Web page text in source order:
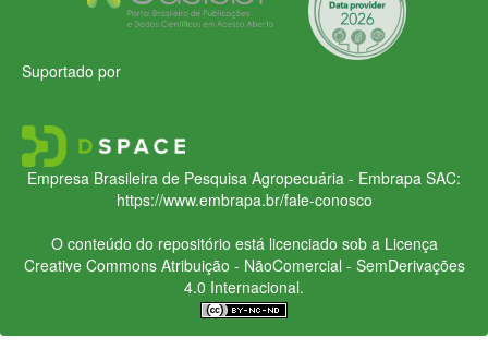
Suportado por
Empresa Brasileira de Pesquisa Agropecuária - Embrapa SAC:
https://www.embrapa.br/fale-conosco
O conteúdo do repositório está licenciado sob a Licença
Creative CommonsAtribuição - NãoComercial - SemDerivações
4.0 Internacional.